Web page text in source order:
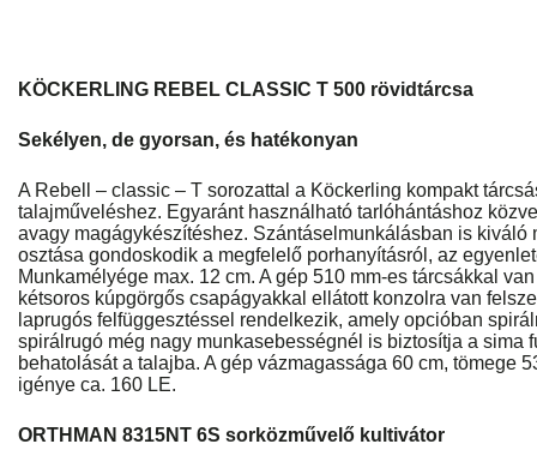
KÖCKERLING REBEL CLASSIC T 500 rövidtárcsa
Sekélyen, de gyorsan, és hatékonyan
A Rebell – classic – T sorozattal a Köckerling kompakt
talajműveléshez. Egyaránt használható tarlóhántáshoz
avagy magágykészítéshez. Szántáselmunkálásban is kiváló
osztása gondoskodik a megfelelő porhanyításról, az
Munkamélyége max. 12 cm. A gép 510 mm-es tárcsákkal
kétsoros kúpgörgős csapágyakkal ellátott konzolra van
laprugós felfüggesztéssel rendelkezik, amely opcióban
spirálrugó még nagy munkasebességnél is biztosítja a sima
behatolását a talajba. A gép vázmagassága 60 cm, tömege
igénye ca. 160 LE.
ORTHMAN 8315NT 6S sorközművelő kultivátor